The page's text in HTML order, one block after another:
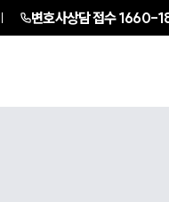
변호사상담 접수1660-